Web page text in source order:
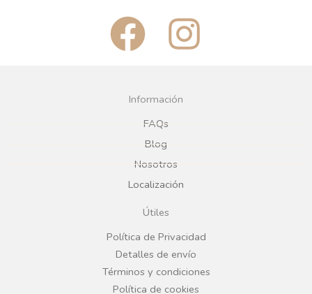
F
a
c
e
b
o
o
k
I
n
g
r
a
Información
FAQs
Blog
Nosotros
Localización
Útiles
Política de Privacidad
Detalles de envío
Términos y condiciones
Política de cookies